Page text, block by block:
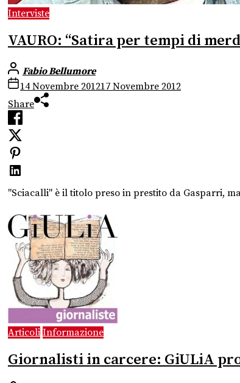
Interviste
VAURO: “Satira per tempi di
Fabio Bellumore
14 Novembre 201217 Novembre 2012
Share
"Sciacalli" è il titolo preso in prestito da Gasparri,
Articoli Informazione
Giornalisti in carcere: GiULiA